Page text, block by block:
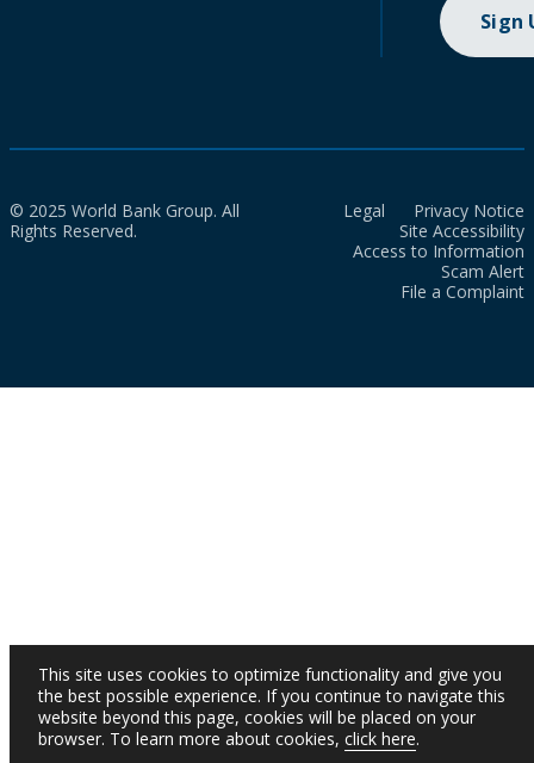
Sign
© 2025 World Bank Group. All
Rights Reserved.
Legal
Privacy Notice
Site Accessibility
Access to Information
Scam Alert
File a Complaint
This site uses cookies to optimize functionality and give you
the best possible experience. If you continue to navigate this
website beyond this page, cookies will be placed on your
browser. To learn more about cookies, click here.